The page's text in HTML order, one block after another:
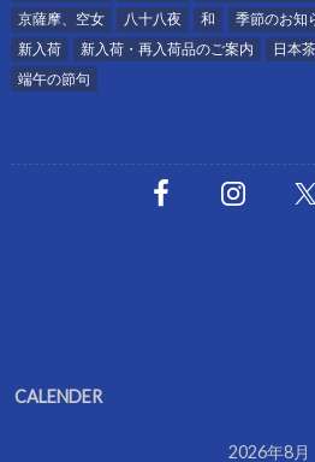
京薩摩、空女
八十八夜 和 季節のお知
新入荷
新入荷・再入荷品のご案内 日本茶
端午の節句
CALENDER
2026年8月